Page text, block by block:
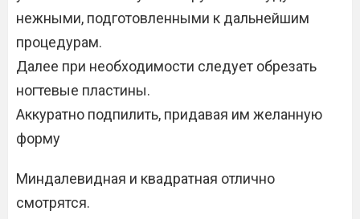
нежными, подготовленными к дальнейшим
процедурам.
Далее при необходимости следует обрезать
ногтевые пластины.
Аккуратно подпилить, придавая им желанную
форму
Миндалевидная и квадратная отлично
смотрятся.